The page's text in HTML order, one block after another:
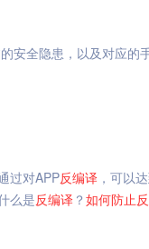
全隐患，以及对应的
过对APP反编译 ，可以
么是反编译 ？ 如何防止